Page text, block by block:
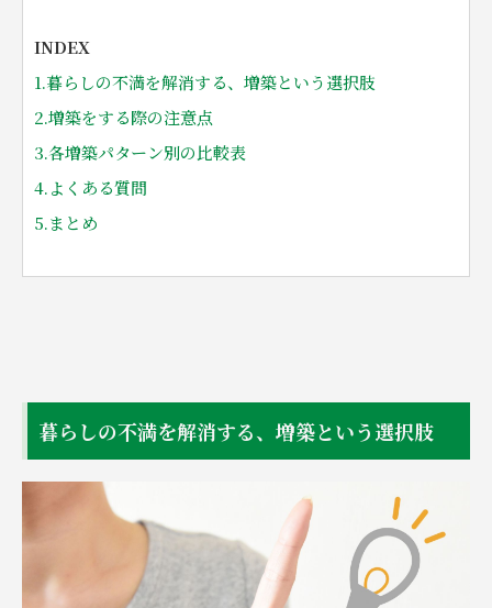
INDEX
1.暮らしの不満を解消する、増築という選択肢
2.増築をする際の注意点
3.各増築パターン別の比較表
4.よくある質問
5.まとめ
暮らしの不満を解消する、増築という選択肢